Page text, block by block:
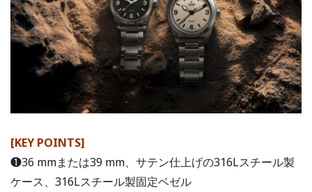
[KEY POINTS]
❶36 mmまたは39 mm、サテン仕上げの316Lスチール製
ケース、316Lスチール製固定ベゼル